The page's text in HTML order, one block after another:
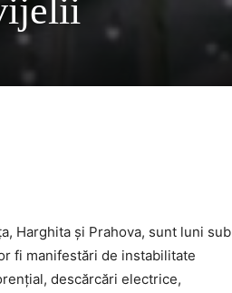
Harghita și Prahova, sunt luni sub
fi manifestări de instabilitate
descărcări electrice,